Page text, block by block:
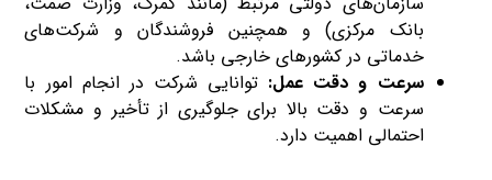
بانک مرکزی) و همچنین فروشندگان و شرکت‌های
خدماتی در کشورهای خارجی باشد.
سرعت و دقت عمل: توانایی شرکت در انجام امور با
سرعت و دقت بالا برای جلوگیری از تأخیر و مشکلات
احتمالی اهمیت دارد.